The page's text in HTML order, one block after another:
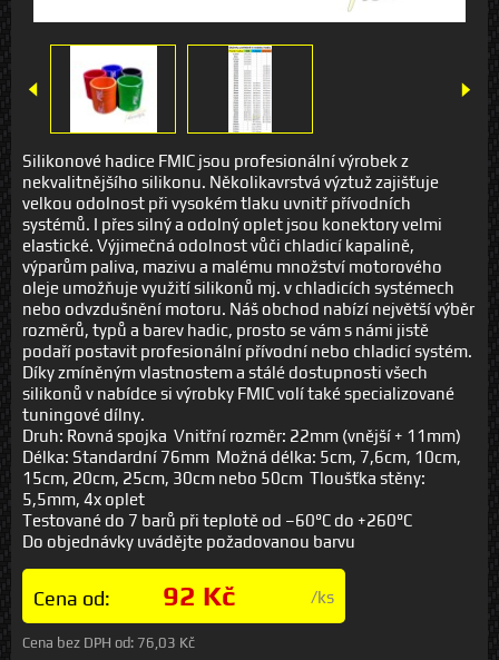
Silikonové hadice FMIC jsou profesionální výrobek z
nekvalitnějšího silikonu. Několikavrstvá výztuž zajišťuje
velkou odolnost při vysokém tlaku uvnitř přívodních
systémů. I přes silný a odolný oplet jsou konektory velmi
elastické. Výjimečná odolnost vůči chladicí kapalině,
výparům paliva, mazivu a malému množství motorového
oleje umožňuje využití silikonů mj. v chladicích systémech
nebo odvzdušnění motoru. Náš obchod nabízí největší výběr
rozměrů, typů a barev hadic, prosto se vám s námi jistě
podaří postavit profesionální přívodní nebo chladicí systém.
Díky zmíněným vlastnostem a stálé dostupnosti všech
silikonů v nabídce si výrobky FMIC volí také specializované
tuningové dílny.
Druh: Rovná spojka Vnitřní rozměr: 22mm (vnější + 11mm)
Délka: Standardní 76mm Možná délka: 5cm, 7,6cm, 10cm,
15cm, 20cm, 25cm, 30cm nebo 50cm Tloušťka stěny:
5,5mm, 4x oplet
Testované do 7 barů při teplotě od –60°C do +260°C
Do objednávky uvádějte požadovanou barvu
Cena od: 92 Kč /ks
Cena bez DPH od: 76,03 Kč